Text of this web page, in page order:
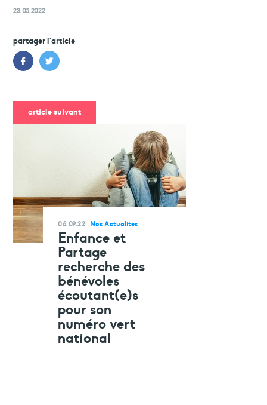
23.05.2022
partager l'article
article suivant
06.09.22 Nos Actualités
Enfance et
Partage
recherche des
bénévoles
écoutant(e)s
pour son
numéro vert
national